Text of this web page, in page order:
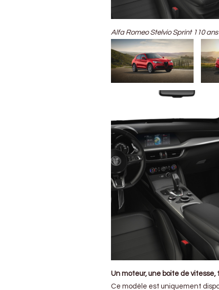
Alfa Romeo Stelvio Sprint 110 ans
Un moteur, une boite de vitesse,
Ce modèle est uniquement